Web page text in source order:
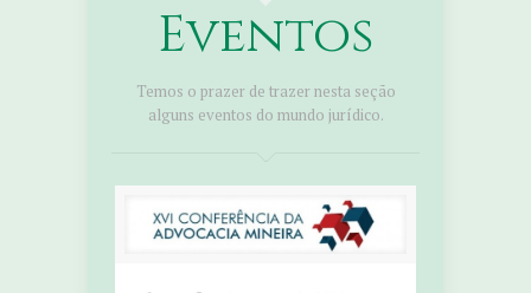
Eventos
Temos o prazer de trazer nesta seção
alguns eventos do mundo jurídico.